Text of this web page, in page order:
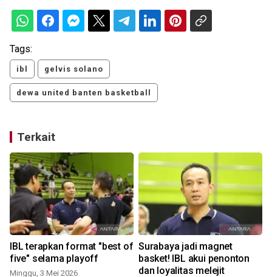
Tags:
ibl gelvis solano
dewa united banten basketball
Terkait
IBL terapkan format "best of
five" selama playoff
Minggu, 3 Mei 2026
Surabaya jadi magnet
basket! IBL akui penonton
dan loyalitas melejit